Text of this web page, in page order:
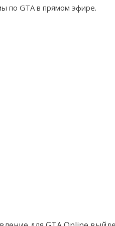
по GTA в прямом эфире.